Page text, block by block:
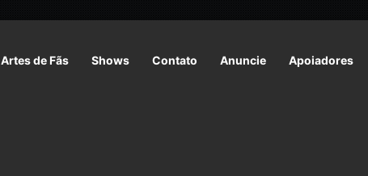
Artes de Fãs Shows Contato Anuncie Apoiadores